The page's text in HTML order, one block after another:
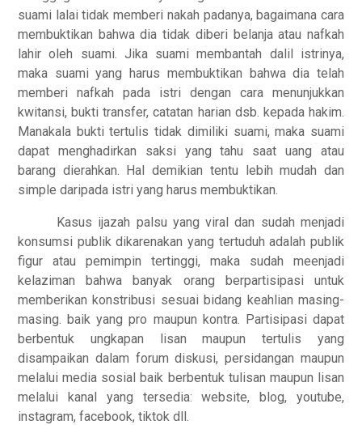
suami lalai tidak memberi nakah padanya, bagaimana cara
membuktikan bahwa dia tidak diberi belanja atau nafkah
lahir oleh suami. Jika suami membantah dalil istrinya,
maka suami yang harus membuktikan bahwa dia telah
memberi nafkah pada istri dengan cara menunjukkan
kwitansi, bukti transfer, catatan harian dsb. kepada hakim.
Manakala bukti tertulis tidak dimiliki suami, maka suami
dapat menghadirkan saksi yang tahu saat uang atau
barang dierahkan. Hal demikian tentu lebih mudah dan
simple daripada istri yang harus membuktikan.
Kasus ijazah palsu yang viral dan sudah menjadi
konsumsi publik dikarenakan yang tertuduh adalah publik
figur atau pemimpin tertinggi, maka sudah meenjadi
kelaziman bahwa banyak orang berpartisipasi untuk
memberikan konstribusi sesuai bidang keahlian masing-
masing. baik yang pro maupun kontra. Partisipasi dapat
berbentuk ungkapan lisan maupun tertulis yang
disampaikan dalam forum diskusi, persidangan maupun
melalui media sosial baik berbentuk tulisan maupun lisan
melalui kanal yang tersedia: website, blog, youtube,
instagram, facebook, tiktok dll.